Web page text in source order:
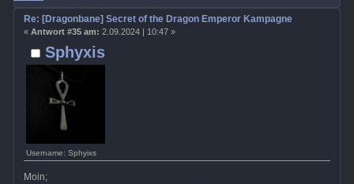
Sphyxis
Username: Sphyixs
Re: [Dragonbane] Secret of the Dragon Emperor Kampagne
« Antwort #35 am: 2.09.2024 | 10:47 »
Moin;